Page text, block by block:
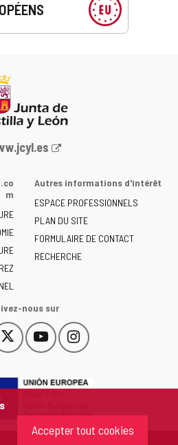
Accepter tout cookies
m
Autres informations d'intérêt
ESPACE PROFESSIONNELS
PLAN DU SITE
FORMULAIRE DE CONTACT
RECHERCHE
nous sur
Este
enlace
abrirá
ventana
nueva.
YouTube
Este
enlace
abrirá
ventana
nueva.
Instagram
Este
enlace
abrirá
ventana
nueva.